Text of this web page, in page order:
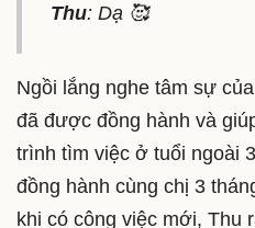
Thu: Dạ 🥰
Ngồi lắng nghe tâm sự
đã được đồng hành và
trình tìm việc ở tuổi ngoài
đồng hành cùng chị 3
khi có công việc mới, Thu